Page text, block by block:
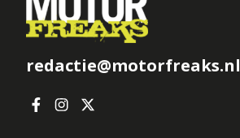
redactie@motorfreaks.nl